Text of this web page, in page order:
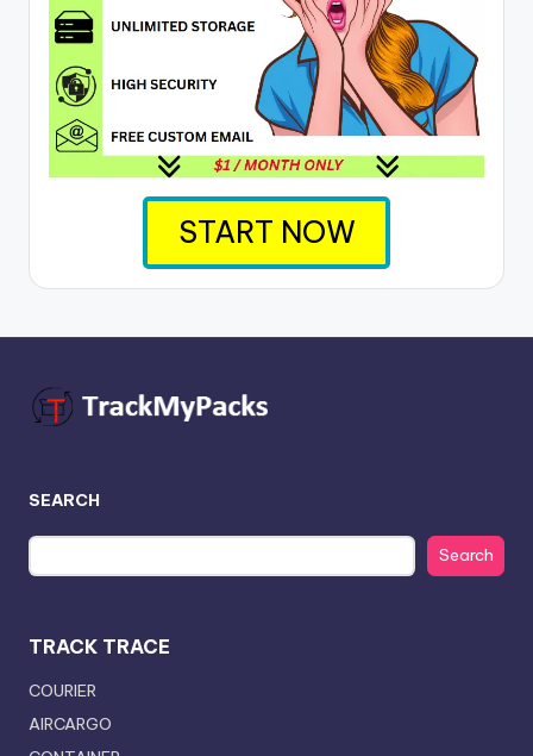
START NOW
SEARCH
Search
TRACK TRACE
COURIER
AIRCARGO